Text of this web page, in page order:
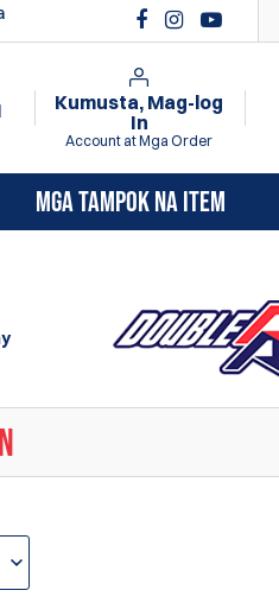
Kumusta, Mag-log
In
Account at Mga Order
MGA TAMPOK NA ITEM